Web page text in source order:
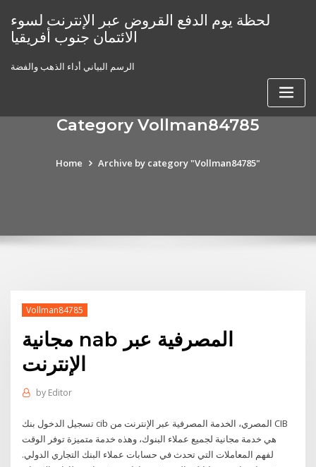
content
لحظة يوم الدفع القروض عبر الإنترنت لسوء
الائتمان جنوب أفريقيا
الرسم البياني أداء الذهب والفضة
Category Vollman84785
Home Archive by category "Vollman84785"
Vollman84785
مجانية nab المصرفية عبر
الإنترنت
by Editor
تسجيل الدخول بنك cib المصري، الخدمة المصرفية عبر الإنترنت من CIB
هي خدمة مجانية لجميع عملاء البنوك، وهذه خدمة متميزة توفر الوقت
لفهم المعاملات التي تحدث في حسابات عملاء البنك التجاري الدولي.